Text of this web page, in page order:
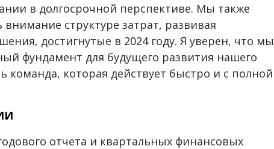
в долгосрочной перспективе. Мы также
структуре затрат, развивая
достигнутые в 2024 году. Я уверен, что мы
фундамент для будущего развития нашего
команда, которая действует быстро и с полной
отчета и квартальных финансовых